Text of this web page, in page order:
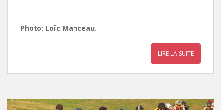
Photo: Loïc Manceau.
LIRE LA SUITE